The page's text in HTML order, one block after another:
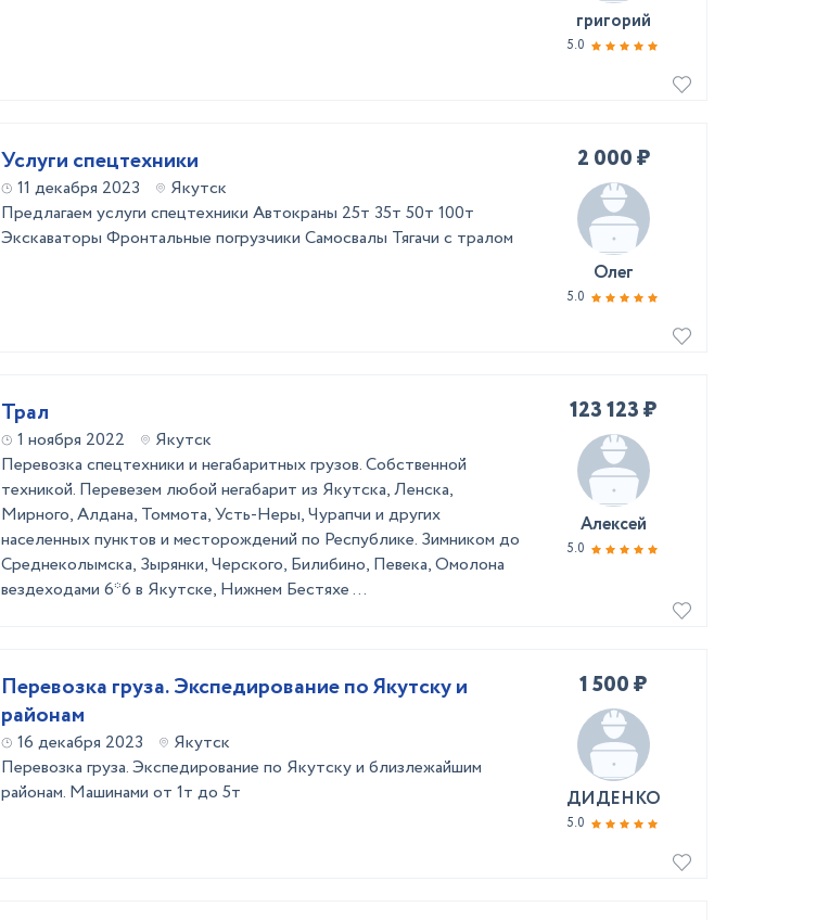
григорий
5.0
Услуги спецтехники
11 декабря 2023
Якутск
Предлагаем услуги спецтехники Автокраны 25т 35т 50т 100т
Экскаваторы Фронтальные погрузчики Самосвалы Тягачи с тралом
2 000 ₽
Олег
5.0
Трал
1 ноября 2022
Якутск
Перевозка спецтехники и негабаритных грузов. Собственной
техникой. Перевезем любой негабарит из Якутска, Ленска,
Мирного, Алдана, Томмота, Усть-Неры, Чурапчи и других
населенных пунктов и месторождений по Республике. Зимником до
Среднеколымска, Зырянки, Черского, Билибино, Певека, Омолона
вездеходами 6*6 в Якутске, Нижнем Бестяхе ...
123 123 ₽
Алексей
5.0
Перевозка груза. Экспедирование по Якутску и
районам
16 декабря 2023
Якутск
Перевозка груза. Экспедирование по Якутску и близлежайшим
районам. Машинами от 1т до 5т
1 500 ₽
ДИДЕНКО
5.0